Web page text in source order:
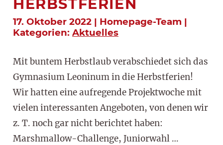
HERBSTFERIEN
17. Oktober 2022 | Homepage-Team |
Kategorien: Aktuelles
Mit buntem Herbstlaub verabschiedet sich das
Gymnasium Leoninum in die Herbstferien!
Wir hatten eine aufregende Projektwoche mit
vielen interessanten Angeboten, von denen wir
z. T. noch gar nicht berichtet haben:
Marshmallow-Challenge, Juniorwahl …